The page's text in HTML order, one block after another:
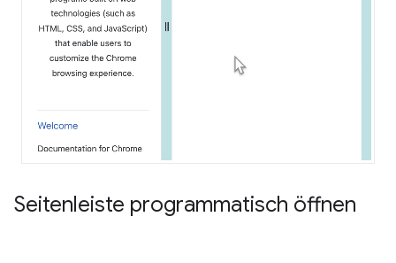
Seitenleiste programmatisch öffnen